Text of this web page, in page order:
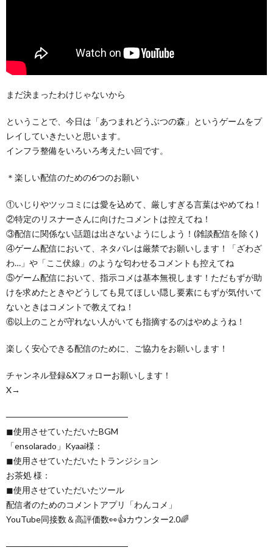
まだ決まったわけじゃないから
ということで、今日は「あつまれどうぶつの森」というゲームをプ
レイしていきたいと思います。
インフラ整備をいろいろ考えたい回です。
＊楽しい配信のための6つのお願い
①いじりやツッコミには愛を込めて、厳しすぎる言葉はやめてね！
②特定のリスナーさんに向けたコメントは控えてね！
③配信に関係ない話題は出さないようにしよう！(雑談配信を除く)
④ゲーム配信において、ネタバレは厳禁でお願いします！「ざわざ
わ…」や「ここ伏線」のような匂わせるコメントも控えてね
⑤ゲーム配信において、指示コメは基本無視します！ただもずが助
けを求めたときやどうしても見てほしい隠し要素にもずが気付いて
ないときはコメントで教えてね！
⑥以上のことが守れない人がいても指摘するのはやめようね！
楽しく安心できる配信のために、ご協力をお願いします！
チャンネル登録&Xフォローお願いします！
X→
────────────────────
◼︎使用させていただいたBGM
「ensolarado」Kyaai様：
◼︎使用させていただいたトランジション
お茶処 様：
◼︎使用させていただいたツール
配信者のためのコメントアプリ「わんコメ」
YouTube同接数＆高評価数👀👍カウンター2.0🌈
────────────────────